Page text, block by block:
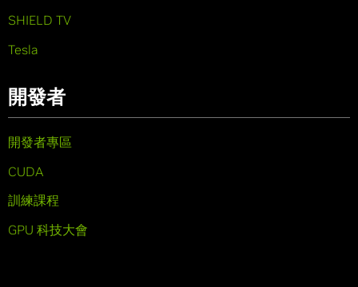
SHIELD TV
Tesla
開發者
開發者專區
CUDA
訓練課程
GPU 科技大會